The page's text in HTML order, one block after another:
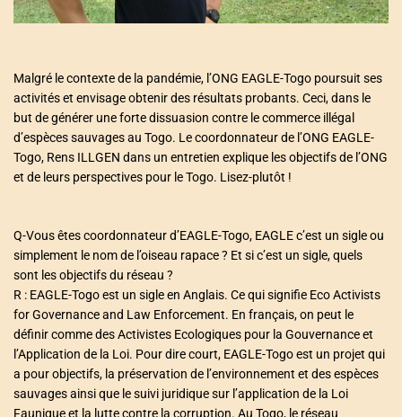
Malgré le contexte de la pandémie, l’ONG EAGLE-Togo poursuit ses
activités et envisage obtenir des résultats probants. Ceci, dans le
but de générer une forte dissuasion contre le commerce illégal
d’espèces sauvages au Togo. Le coordonnateur de l’ONG EAGLE-
Togo, Rens ILLGEN dans un entretien explique les objectifs de l’ONG
et de leurs perspectives pour le Togo. Lisez-plutôt !
Q-Vous êtes coordonnateur d’EAGLE-Togo, EAGLE c’est un sigle ou
simplement le nom de l’oiseau rapace ? Et si c’est un sigle, quels
sont les objectifs du réseau ?
R : EAGLE-Togo est un sigle en Anglais. Ce qui signifie Eco Activists
for Governance and Law Enforcement. En français, on peut le
définir comme des Activistes Ecologiques pour la Gouvernance et
l’Application de la Loi. Pour dire court, EAGLE-Togo est un projet qui
a pour objectifs, la préservation de l’environnement et des espèces
sauvages ainsi que le suivi juridique sur l’application de la Loi
Faunique et la lutte contre la corruption. Au Togo, le réseau